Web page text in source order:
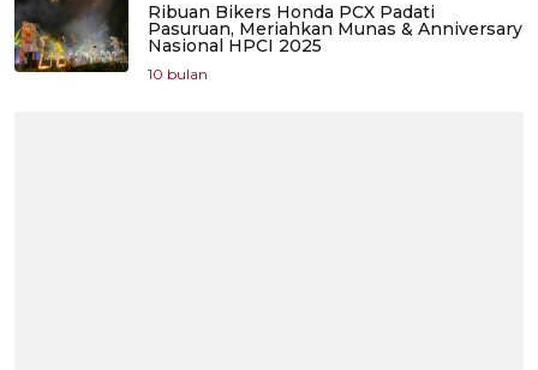
Ribuan Bikers Honda PCX Padati
Pasuruan, Meriahkan Munas & Anniversary
Nasional HPCI 2025
10 bulan